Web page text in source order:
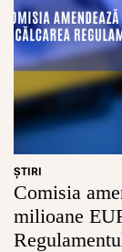
ŞTIRI
Comisia
milioane